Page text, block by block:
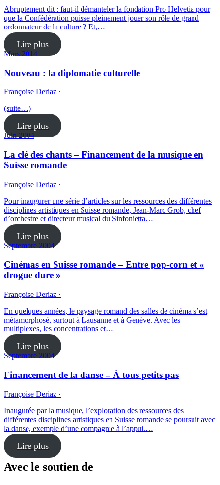
Abruptement dit : faut-il démanteler la fondation Pro Helvetia pour
que la Confédération puisse pleinement jouer son rôle de grand
ordonnateur de la culture ? Et,…
Lire plus
Mars 2014
Nouveau : la diplomatie culturelle
Françoise Deriaz ·
(suite…)
Lire plus
Juin 2004
La clé des chants – Financement de la musique en
Suisse romande
Françoise Deriaz ·
Pour inaugurer une série d’articles sur les ressources des différentes
disciplines artistiques en Suisse romande, Jean-Marc Grob, chef
d’orchestre et directeur musical du Sinfonietta…
Lire plus
Septembre 2004
Cinémas en Suisse romande – Entre pop-corn et «
drogue dure »
Françoise Deriaz ·
En quelques années, le paysage romand des salles de cinéma s’est
métamorphosé, surtout à Lausanne et à Genève. Avec les
multiplexes, les concentrations et…
Lire plus
Septembre 2004
Financement de la danse – À tous petits pas
Françoise Deriaz ·
Inaugurée par la musique, l’exploration des ressources des
différentes disciplines artistiques en Suisse romande se poursuit avec
la danse, exemple d’une compagnie à l’appui.…
Lire plus
Avec le soutien de